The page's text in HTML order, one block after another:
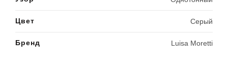
Цвет Серый
Бренд Luisa Moretti